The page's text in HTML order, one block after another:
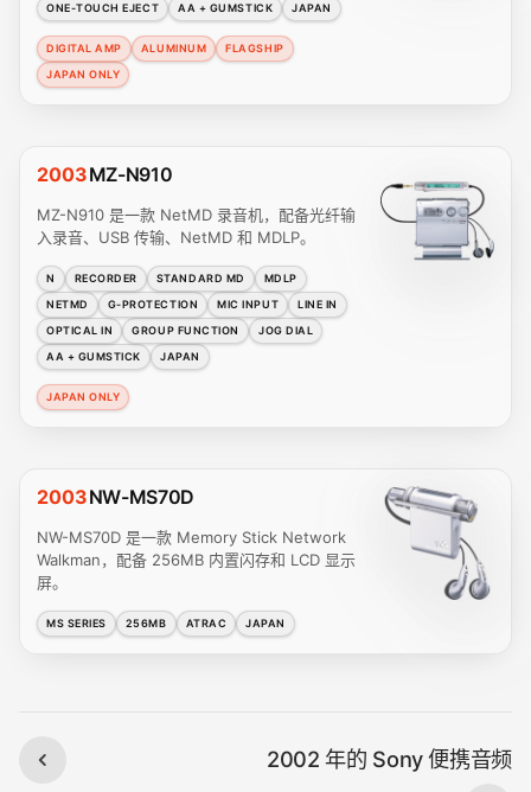
ONE-TOUCH EJECT
AA + GUMSTICK JAPAN
DIGITAL AMP ALUMINUM
FLAGSHIP
JAPAN ONLY
2003MZ-N910
MZ-N910 是一款 NetMD 录音机，配备光纤输
入录音、USB 传输、NetMD 和 MDLP。
N RECORDER STANDARD MD
MDLP
NETMD
G-PROTECTION MIC INPUT
LINE IN
OPTICAL IN
GROUP FUNCTION
JOG DIAL
AA + GUMSTICK
JAPAN
JAPAN ONLY
2003NW-MS70D
NW-MS70D 是一款 Memory Stick Network
Walkman，配备 256MB 内置闪存和 LCD 显示
屏。
MS SERIES 256MB ATRAC JAPAN
2002 年的 Sony 便携音频